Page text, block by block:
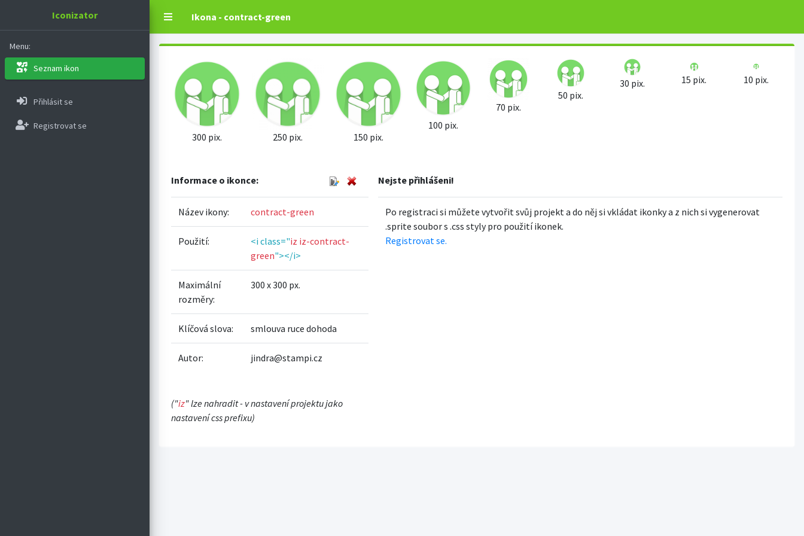
Ikona - contract-green
Iconizator
Menu:
Seznam ikon
Přihlásit se
Registrovat se
300 pix. 250 pix. 150 pix.
100 pix.
70 pix.
50 pix.
30 pix. 15 pix. 10 pix.
Informace o ikonce:
Název ikony: contract-green
Použití: <i class="iz iz-contract-
green"></i>
Maximální
rozměry:
300 x 300 px.
Klíčová slova: smlouva ruce dohoda
Autor: jindra@stampi.cz
("iz" lze nahradit - v nastavení projektu jako
nastavení css prefixu)
Nejste přihlášeni!
Po registraci si můžete vytvořit svůj projekt a do něj si vkládat ikonky a z nich si vygenerovat
.sprite soubor s .css styly pro použití ikonek.
Registrovat se.